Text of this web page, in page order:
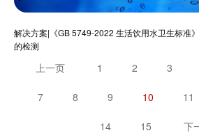
解决方案|《GB 5749-2022 生活饮用水卫生标准
的检测
上一页 1 2 3
7 8 9 10 11
14 15 下